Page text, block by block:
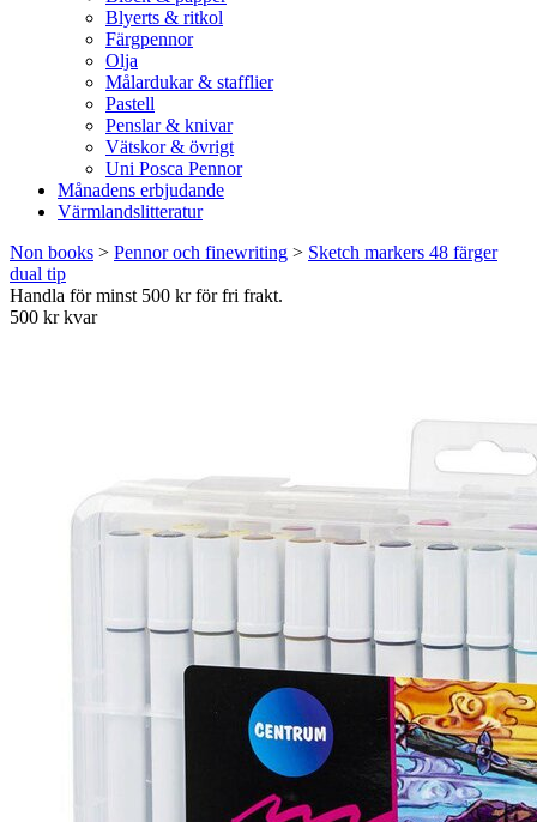
Blyerts & ritkol
Färgpennor
Olja
Målardukar & stafflier
Pastell
Penslar & knivar
Vätskor & övrigt
Uni Posca Pennor
Månadens erbjudande
Värmlandslitteratur
Non books > Pennor och finewriting > Sketch markers 48 färger
dual tip
Handla för minst 500 kr för fri frakt.
500 kr kvar